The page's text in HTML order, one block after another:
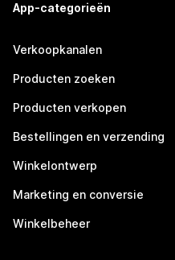
App-categorieën
Verkoopkanalen
Producten zoeken
Producten verkopen
Bestellingen en verzending
Winkelontwerp
Marketing en conversie
Winkelbeheer